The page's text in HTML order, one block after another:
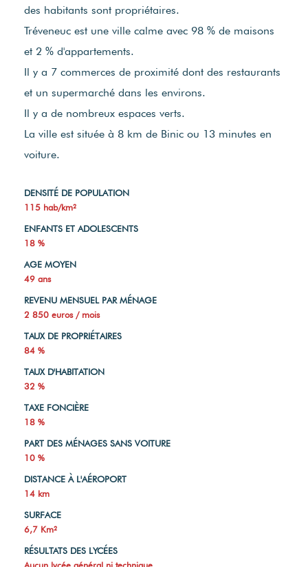
des habitants sont propriétaires.
Tréveneuc est une ville calme avec 98 % de maisons
et 2 % d'appartements.
Il y a 7 commerces de proximité dont des restaurants
et un supermarché dans les environs.
Il y a de nombreux espaces verts.
La ville est située à 8 km de Binic ou 13 minutes en
voiture.
DENSITÉ DE POPULATION
115 hab/km²
ENFANTS ET ADOLESCENTS
18 %
AGE MOYEN
49 ans
REVENU MENSUEL PAR MÉNAGE
2 850 euros / mois
TAUX DE PROPRIÉTAIRES
84 %
TAUX D'HABITATION
32 %
TAXE FONCIÈRE
18 %
PART DES MÉNAGES SANS VOITURE
10 %
DISTANCE À L'AÉROPORT
14 km
SURFACE
6,7 Km²
RÉSULTATS DES LYCÉES